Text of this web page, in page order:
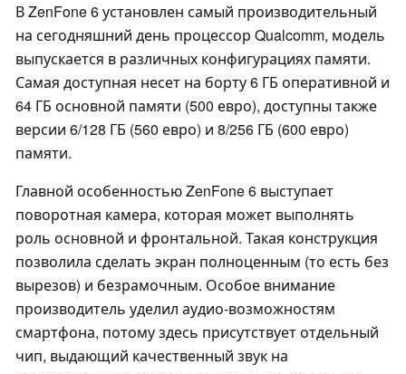
В ZenFone 6 установлен самый производительный
на сегодняшний день процессор Qualcomm, модель
выпускается в различных конфигурациях памяти.
Самая доступная несет на борту 6 ГБ оперативной и
64 ГБ основной памяти (500 евро), доступны также
версии 6/128 ГБ (560 евро) и 8/256 ГБ (600 евро)
памяти.
Главной особенностью ZenFone 6 выступает
поворотная камера, которая может выполнять
роль основной и фронтальной. Такая конструкция
позволила сделать экран полноценным (то есть без
вырезов) и безрамочным. Особое внимание
производитель уделил аудио-возможностям
смартфона, потому здесь присутствует отдельный
чип, выдающий качественный звук на